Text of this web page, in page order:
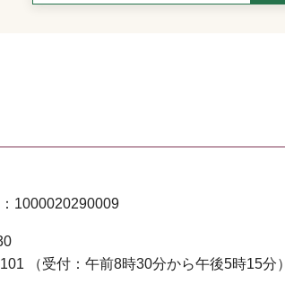
1000020290009
（受付：午前8時30分から午後5時15分）